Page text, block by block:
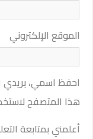
الموقع الإلكتروني
احفظ اسمي، بريدي
هذا المتصفح
أعلمني بمتابعة